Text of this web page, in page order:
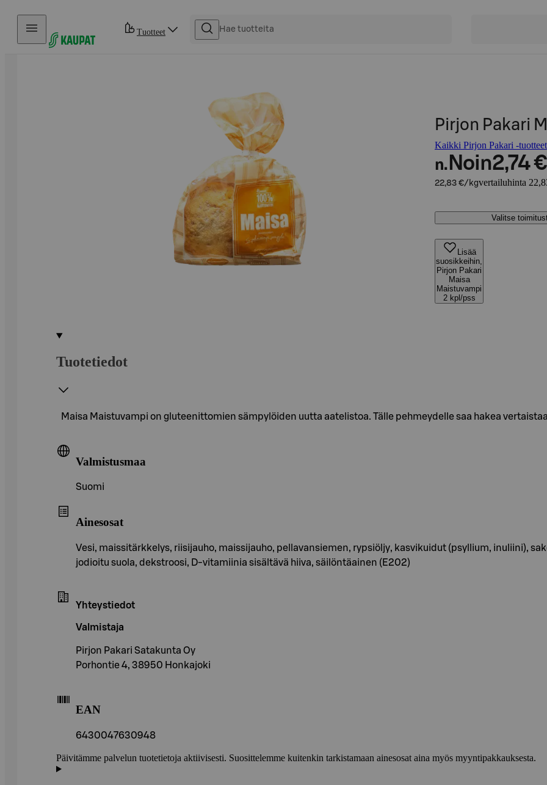
Hyppää sisältöön
Tuotteet
Pirjon Pakari
Kaikki Pirjon Pakari -tuotteet
n. Noin2,74 €
22,83 €/kgvertailuhinta
Valitse
Lisää
suosikkeihin,
Pirjon Pakari
Maisa
Maistuvampi
2 kpl/pss
Tuotetiedot
Maisa Maistuvampi on gluteenittomien sämpylöiden uutta aatelistoa. Tälle pehmeydelle saa hakea
Valmistusmaa
Suomi
Ainesosat
Vesi, maissitärkkelys, riisijauho, maissijauho, pellavansiemen, rypsiöljy, kasvikuidut (psyllium, inuliini),
jodioitu suola, dekstroosi, D-vitamiinia sisältävä hiiva, säilöntäainen (E202)
Yhteystiedot
Valmistaja
Pirjon Pakari Satakunta Oy
Porhontie 4, 38950 Honkajoki
EAN
6430047630948
Päivitämme palvelun tuotetietoja aktiivisesti. Suosittelemme kuitenkin tarkistamaan ainesosat aina myös myyntipakkauksesta.